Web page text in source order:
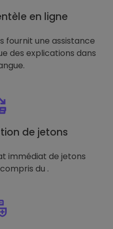
en ligne
fournit une assistance
des explications dans
de jetons
immédiat de jetons
du .